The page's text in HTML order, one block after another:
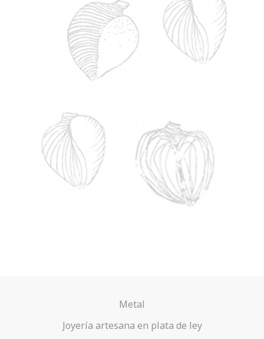
Metal
Joyería artesana en plata de ley